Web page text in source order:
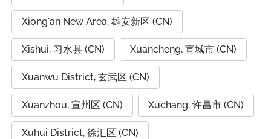
Xiong'an New Area, 雄安新区 (CN)
Xishui, 习水县 (CN) Xuancheng, 宣城市 (CN)
Xuanwu District, 玄武区 (CN)
Xuanzhou, 宣州区 (CN) Xuchang, 许昌市 (CN)
Xuhui District, 徐汇区 (CN)